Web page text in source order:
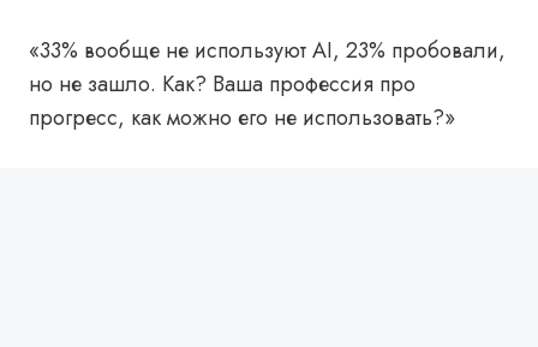
«33% вообще не используют AI, 23% пробовали,
но не зашло. Как? Ваша профессия про
прогресс, как можно его не использовать?»